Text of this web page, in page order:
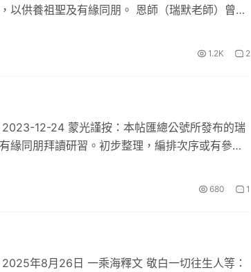
以供養祖聖及有緣同朋。 恩師（瑞默老師）曾
1.2K 2
12-24 蒙光謹按：本帖匯總公號所發布的瑞
緣同朋拜讀研習。初步整理，編排次序或有參
680 1
年8月26日 一乘海釋文 敬白一切往生人等：